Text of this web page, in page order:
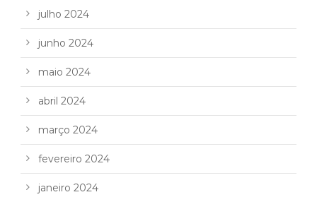
julho 2024
junho 2024
maio 2024
abril 2024
março 2024
fevereiro 2024
janeiro 2024